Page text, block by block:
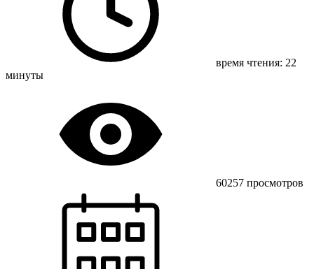
время чтения: 22
минуты
60257 просмотров